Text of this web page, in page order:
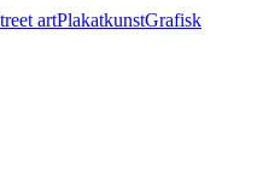
artPlakatkunstGrafisk